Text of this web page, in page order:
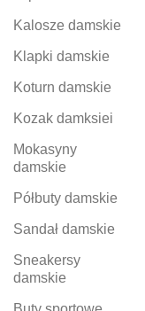
Kalosze damskie
Klapki damskie
Koturn damskie
Kozak damksiei
Mokasyny
damskie
Półbuty damskie
Sandał damskie
Sneakersy
damskie